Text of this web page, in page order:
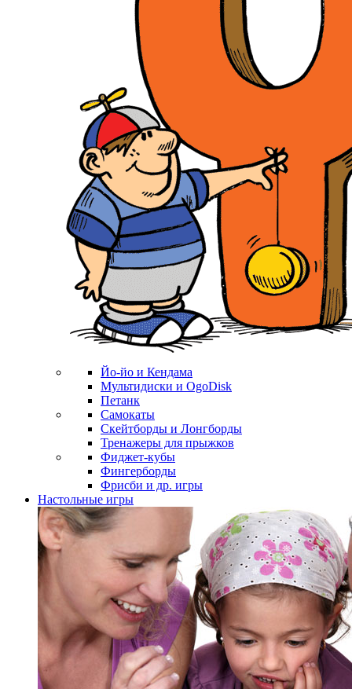
Йо-йо и Кендама
Мультидиски и OgoDisk
Петанк
Самокаты
Скейтборды и Лонгборды
Тренажеры для прыжков
Фиджет-кубы
Фингерборды
Фрисби и др. игры
Настольные игры